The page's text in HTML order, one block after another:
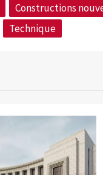
Constructions
Technique